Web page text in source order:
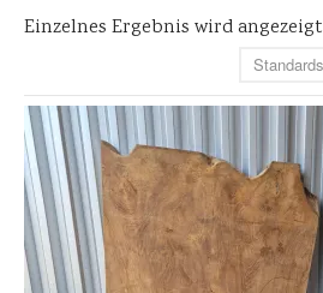
Einzelnes Ergebnis wird angezeigt